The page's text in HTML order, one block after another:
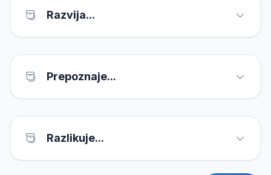
Razvija...
Prepoznaje...
Razlikuje...